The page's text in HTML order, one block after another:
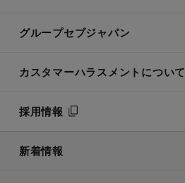
グループセブジャパン
カスタマーハラスメントについて
採用情報
新着情報